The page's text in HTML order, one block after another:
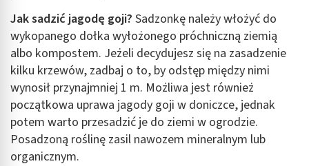
Jak sadzić jagodę goji? Sadzonkę należy włożyć do
wykopanego dołka wyłożonego próchniczną ziemią
albo kompostem. Jeżeli decydujesz się na zasadzenie
kilku krzewów, zadbaj o to, by odstęp między nimi
wynosił przynajmniej 1 m. Możliwa jest również
początkowa uprawa jagody goji w doniczce, jednak
potem warto przesadzić je do ziemi w ogrodzie.
Posadzoną roślinę zasil nawozem mineralnym lub
organicznym.